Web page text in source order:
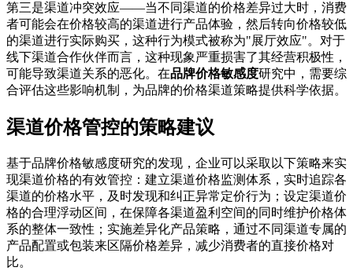
第三是渠道冲突效应——当不同渠道的价格差异过大时，消费
者可能会在价格较高的渠道进行产品体验，然后转向价格较低
的渠道进行实际购买，这种行为模式被称为"展厅效应"。对于
线下渠道合作伙伴而言，这种现象严重损害了其经营积极性，
可能导致渠道关系的恶化。在品牌价格敏感度研究中，需要综
合评估这些影响机制，为品牌的价格渠道策略提供科学依据。
渠道价格管控的策略建议
基于品牌价格敏感度研究的发现，企业可以采取以下策略来实
现渠道价格的有效管控：建立渠道价格监测体系，实时追踪各
渠道的价格水平，及时发现和纠正异常定价行为；设定渠道价
格的合理浮动区间，在保障各渠道盈利空间的同时维护价格体
系的整体一致性；实施差异化产品策略，通过不同渠道专属的
产品配置或包装来区隔价格差异，减少消费者的直接价格对
比。